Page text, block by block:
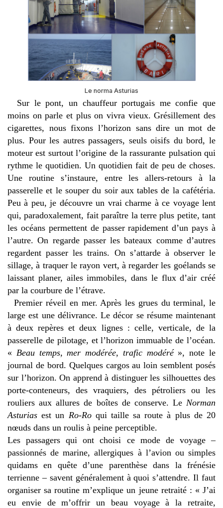
Le norma Asturias
Sur le pont, un chauffeur portugais me confie que
moins on parle et plus on vivra vieux. Grésillement des
cigarettes, nous fixons l’horizon sans dire un mot de
plus. Pour les autres passagers, seuls oisifs du bord, le
moteur est surtout l’origine de la rassurante pulsation qui
rythme le quotidien. Un quotidien fait de peu de choses.
Une routine s’instaure, entre les allers-retours à la
passerelle et le souper du soir aux tables de la cafétéria.
Peu à peu, je découvre un vrai charme à ce voyage lent
qui, paradoxalement, fait paraître la terre plus petite, tant
les océans permettent de passer rapidement d’un pays à
l’autre. On regarde passer les bateaux comme d’autres
regardent passer les trains. On s’attarde à observer le
sillage, à traquer le rayon vert, à regarder les goélands se
laissant planer, ailes immobiles, dans le flux d’air créé
par la courbure de l’étrave.
Premier réveil en mer. Après les grues du terminal, le
large est une délivrance. Le décor se résume maintenant
à deux repères et deux lignes : celle, verticale, de la
passerelle de pilotage, et l’horizon immuable de l’océan.
« Beau temps, mer modérée, trafic modéré », note le
journal de bord. Quelques cargos au loin semblent posés
sur l’horizon. On apprend à distinguer les silhouettes des
porte-conteneurs, des vraquiers, des pétroliers ou les
rouliers aux allures de boîtes de conserve. Le Norman
Asturias est un Ro-Roqui taille sa route à plus de 20
nœuds dans un roulis à peine perceptible.
Les passagers qui ont choisi ce mode de voyage –
passionnés de marine, allergiques à l’avion ou simples
quidams en quête d’une parenthèse dans la frénésie
terrienne – savent généralement à quoi s’attendre. Il faut
organiser sa routine m’explique un jeune retraité : « J’ai
eu envie de m’offrir un beau voyage à la retraite,